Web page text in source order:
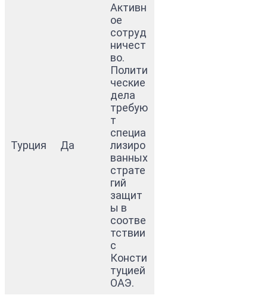
Турция Да
Активн
ое
сотруд
ничест
во.
Полити
ческие
дела
требую
т
специа
лизиро
ванных
страте
гий
защит
ы в
соотве
тствии
с
Консти
туцией
ОАЭ.